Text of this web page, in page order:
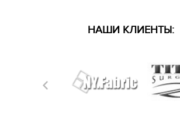
НАШИ КЛИЕНТЫ: